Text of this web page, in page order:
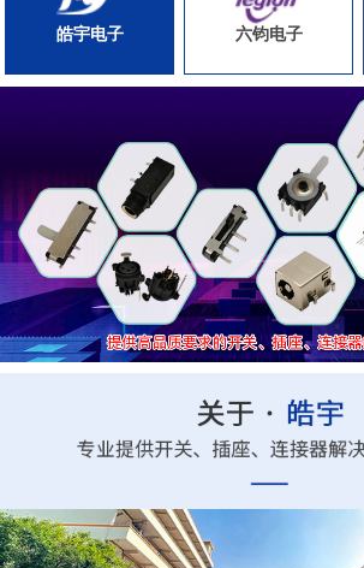
皓宇电子 六钧电子